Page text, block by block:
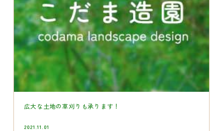
広大な土地の草刈りも承ります！
2021.11.01